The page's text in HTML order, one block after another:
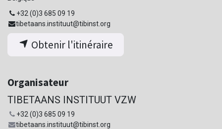
+32 (0)3 685 09 19
tibetaans.instituut@tibinst.org
Obtenir l'itinéraire
Organisateur
TIBETAANS INSTITUUT VZW
+32 (0)3 685 09 19
tibetaans.instituut@tibinst.org